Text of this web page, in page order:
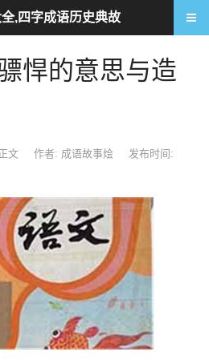
悍的意思与造
文 作者: 成语故事烩
发布时间:
,四字成语历史典故